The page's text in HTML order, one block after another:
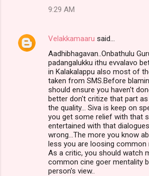
9:29 AM
Velakkamaaru said…
Aadhibhagavan..Onbathulu
padangalukku ithu evvalavo
in Kalakalappu also most of
taken from SMS.Before
should ensure you haven't
better don't critize that part
the quality... Siva is keep on
you get some relief with that
entertained with that
wrong...The more you know
less you are loosing common
As a critic, you should watch
common cine goer mentality
person's view..